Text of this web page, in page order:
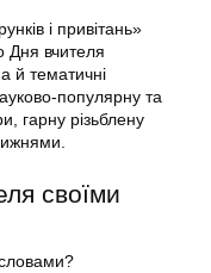
і привітань»
Дня вчителя
й тематичні
популярну та
гарну різьблену
своїми